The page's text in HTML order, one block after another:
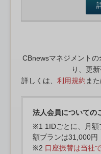
CBnewsマネジメント
り、更
詳しくは、 利用規約 ま
法人会員についての
※1 1IDごとに、月額
額プランは31,000円
※2 口座振替は当社